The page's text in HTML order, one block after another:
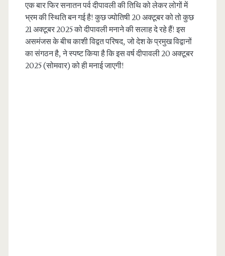
एक बार फिर सनातन पर्व दीपावली की तिथि को लेकर लोगों में
भ्रम की स्थिति बन गई है! कुछ ज्योतिषी 20 अक्टूबर को तो कुछ
21 अक्टूबर 2025 को दीपावली मनाने की सलाह दे रहे हैं! इस
असमंजस के बीच काशी विद्वत परिषद, जो देश के प्रमुख विद्वानों
का संगठन है, ने स्पष्ट किया है कि इस वर्ष दीपावली 20 अक्टूबर
2025 (सोमवार) को ही मनाई जाएगी!